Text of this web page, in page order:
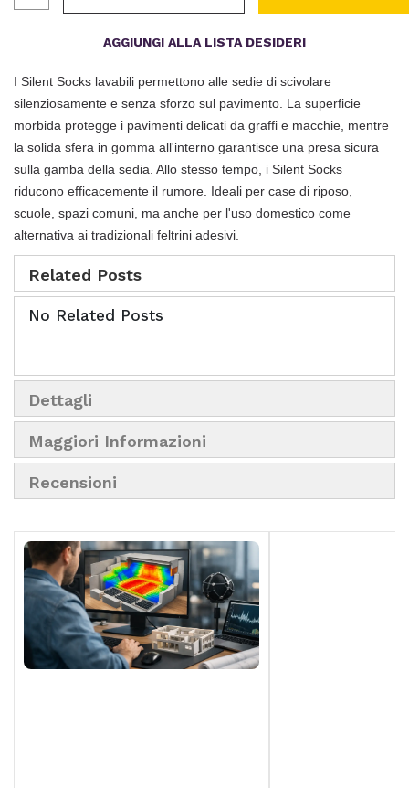
AGGIUNGI ALLA LISTA DESIDERI
I Silent Socks lavabili permettono alle sedie di scivolare
silenziosamente e senza sforzo sul pavimento. La superficie
morbida protegge i pavimenti delicati da graffi e macchie, mentre
la solida sfera in gomma all'interno garantisce una presa sicura
sulla gamba della sedia. Allo stesso tempo, i Silent Socks
riducono efficacemente il rumore. Ideali per case di riposo,
scuole, spazi comuni, ma anche per l'uso domestico come
alternativa ai tradizionali feltrini adesivi.
Related Posts
No Related Posts
Dettagli
Maggiori Informazioni
Recensioni